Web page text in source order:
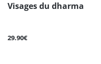
Visages du dharma
29.90€